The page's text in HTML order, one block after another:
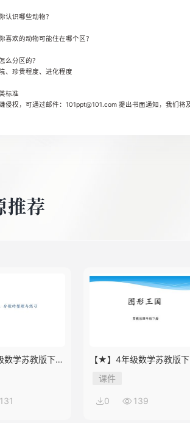
认识哪些动物？
喜欢的动物可能住在哪个区？
么分区的？
、珍贵程度、进化程度
标准
侵权，可通过邮件：101ppt@101.com 提出书面通知，我们将
推荐
数学苏教版下册
《单元复习》
131
【★】4年级数学苏教版
课件第9单元《单元复习》
课件
0 139